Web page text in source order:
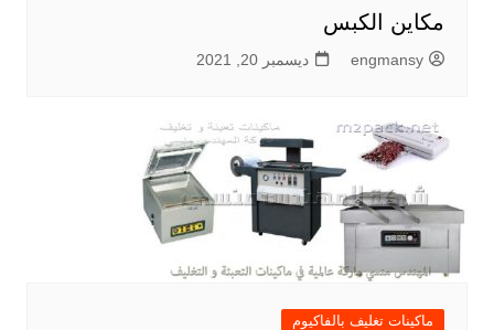
مكاين الكبس
engmansy ديسمبر 20, 2021
ماكينات تغليف بالفاكيوم